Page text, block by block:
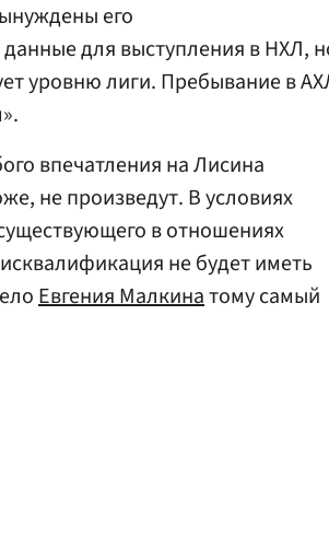
его
для выступления в НХЛ,
уровню лиги. Пребывание в
впечатления на Лисина
не произведут. В условиях
в отношениях
не будет иметь
Евгения Малкинатому самый